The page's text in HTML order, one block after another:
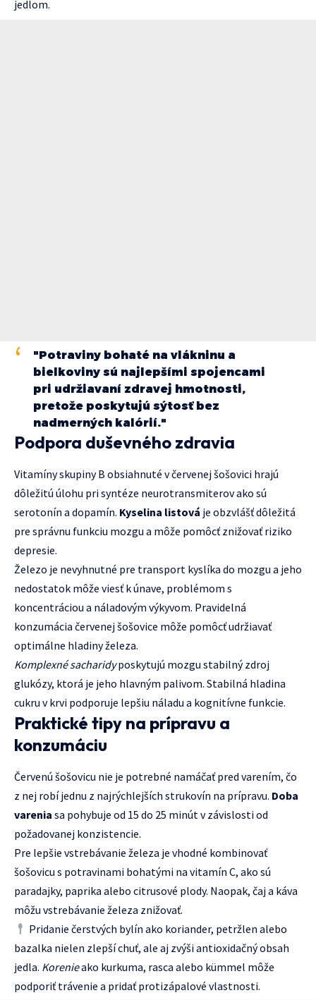
jedlom.
"Potraviny bohaté na vlákninu a
bielkoviny sú najlepšími spojencami
pri udržiavaní zdravej hmotnosti,
pretože poskytujú sýtosť bez
nadmerných kalórií."
Podpora duševného zdravia
Vitamíny skupiny B obsiahnuté v červenej šošovici hrajú
dôležitú úlohu pri syntéze neurotransmiterov ako sú
serotonín a dopamín. Kyselina listová je obzvlášť dôležitá
pre správnu funkciu mozgu a môže pomôcť znižovať riziko
depresie.
Železo je nevyhnutné pre transport kyslíka do mozgu a jeho
nedostatok môže viesť k únave, problémom s
koncentráciou a náladovým výkyvom. Pravidelná
konzumácia červenej šošovice môže pomôcť udržiavať
optimálne hladiny železa.
Komplexné sacharidyposkytujú mozgu stabilný zdroj
glukózy, ktorá je jeho hlavným palivom. Stabilná hladina
cukru v krvi podporuje lepšiu náladu a kognitívne funkcie.
Praktické tipy na prípravu a
konzumáciu
Červenú šošovicu nie je potrebné namáčať pred varením, čo
z nej robí jednu z najrýchlejších strukovín na prípravu. Doba
varenia sa pohybuje od 15 do 25 minút v závislosti od
požadovanej konzistencie.
Pre lepšie vstrebávanie železa je vhodné kombinovať
šošovicu s potravinami bohatými na vitamín C, ako sú
paradajky, paprika alebo citrusové plody. Naopak, čaj a káva
môžu vstrebávanie železa znižovať.
Pridanie čerstvých bylín ako koriander, petržlen alebo
bazalka nielen zlepší chuť, ale aj zvýši antioxidačný obsah
jedla. Korenieako kurkuma, rasca alebo kümmel môže
podporiť trávenie a pridať protizápalové vlastnosti.